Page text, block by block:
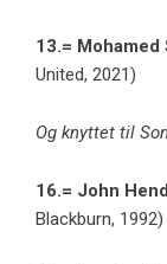
13.= Mohamed
United, 2021)
Og knyttet til
16.= John
Blackburn, 1992)